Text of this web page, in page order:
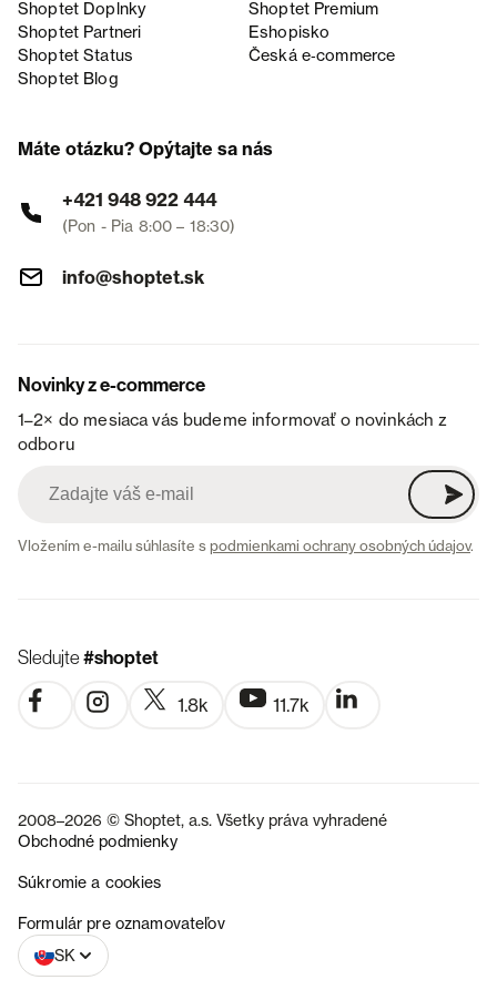
Shoptet Doplnky
Shoptet Premium
Shoptet Partneri
Eshopisko
Shoptet Status
Česká e‑commerce
Shoptet Blog
Máte otázku? Opýtajte sa nás
+421 948 922 444
(Pon - Pia 8:00 – 18:30)
info@shoptet.sk
Novinky z e-commerce
1–2× do mesiaca vás budeme informovať o novinkách z
odboru
Vložením e-mailu súhlasíte spodmienkami ochrany osobných údajov.
Sledujte#shoptet
1.8k 11.7k
2008–2026 © Shoptet, a.s. Všetky práva vyhradené
Obchodné podmienky
Súkromie a cookies
Formulár pre oznamovateľov
SK